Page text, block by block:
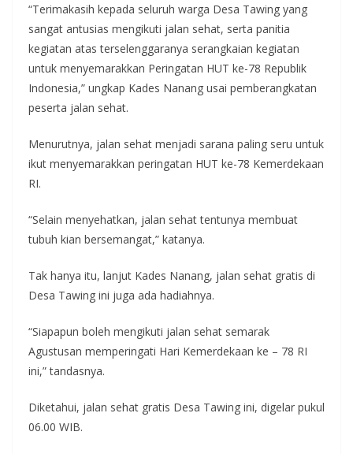
“Terimakasih kepada seluruh warga Desa Tawing yang
sangat antusias mengikuti jalan sehat, serta panitia
kegiatan atas terselenggaranya serangkaian kegiatan
untuk menyemarakkan Peringatan HUT ke-78 Republik
Indonesia,” ungkap Kades Nanang usai pemberangkatan
peserta jalan sehat.
Menurutnya, jalan sehat menjadi sarana paling seru untuk
ikut menyemarakkan peringatan HUT ke-78 Kemerdekaan
RI.
“Selain menyehatkan, jalan sehat tentunya membuat
tubuh kian bersemangat,” katanya.
Tak hanya itu, lanjut Kades Nanang, jalan sehat gratis di
Desa Tawing ini juga ada hadiahnya.
“Siapapun boleh mengikuti jalan sehat semarak
Agustusan memperingati Hari Kemerdekaan ke – 78 RI
ini,” tandasnya.
Diketahui, jalan sehat gratis Desa Tawing ini, digelar pukul
06.00 WIB.